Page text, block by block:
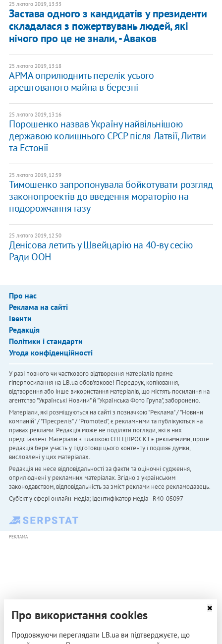
25 лютого 2019, 13:33
Застава одного з кандидатів у президенти
складалася з пожертвувань людей, які
нічого про це не знали, - Аваков
25 лютого 2019, 13:18
АРМА оприлюднить перелік усього
арештованого майна в березні
25 лютого 2019, 13:16
Порошенко назвав Україну найвільнішою
державою колишнього СРСР після Латвії, Литви
та Естонії
25 лютого 2019, 12:59
Тимошенко запропонувала бойкотувати розгляд
законопроектів до введення мораторію на
подорожчання газу
25 лютого 2019, 12:50
Денісова летить у Швейцарію на 40-ву сесію
Ради ООН
Про нас
Реклама на сайті
Івенти
Редакція
Політики і стандарти
Угода конфіденційності
У разі повного чи часткового відтворення матеріалів пряме
гіперпосилання на LB.ua обов'язкове! Передрук, копіювання,
відтворення або інше використання матеріалів, що містять посилання на
агентство "Українськi Новини" й "Українська Фото Група", заборонено.
Матеріали, які розміщуються на сайті з позначкою "Реклама" / "Новини
компаній" / "Пресреліз" / "Promoted", є рекламними та публікуються на
правах реклами. Редакція може не поділяти погляди, які в них
представлені. Матеріали з плашкою СПЕЦПРОЄКТ є рекламними, проте
редакція бере участь у підготовці цього контенту і поділяє думки,
висловлені у цих матеріалах.
Редакція не несе відповідальності за факти та оціночні судження,
оприлюднені у рекламних матеріалах. Згідно з українським
законодавством, відповідальність за зміст реклами несе рекламодавець.
Cуб'єкт у сфері онлайн-медіа; ідентифікатор медіа - R40-05097
РЕКЛАМА
Про використання cookies
Продовжуючи переглядати LB.ua ви підтверджуєте, що